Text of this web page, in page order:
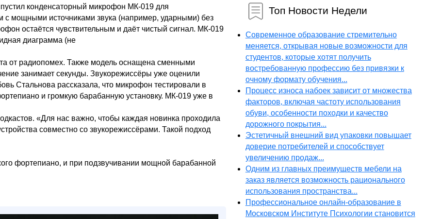
конденсаторный микрофон МК-019 для
с мощными источниками звука (например, ударными) без
остаётся чувствительным и даёт чистый сигнал. МК-019
диаграмма (не
от радиопомех. Также модель оснащена сменными
занимает секунды. Звукорежиссёры уже оценили
Стальнова рассказала, что микрофон тестировали в
и громкую барабанную установку. МК-019 уже в
«Для нас важно, чтобы каждая новинка проходила
совместно со звукорежиссёрами. Такой подход
фортепиано, и при подзвучивании мощной барабанной
Топ Новости Недели
Современное образование стремительно
меняется, открывая новые возможности для
студентов, которые хотят получить
востребованную профессию без привязки к
очному формату обучения...
Процесс износа набоек зависит от множества
факторов, включая частоту использования
обуви, особенности походки и качество
дорожного покрытия...
Эстетичный внешний вид упаковки повышает
доверие потребителей и способствует
увеличению продаж...
Одним из главных преимуществ мебели на
заказ является возможность рационального
использования пространства...
Профессиональное онлайн-образование в
Московском Институте Психологии становится